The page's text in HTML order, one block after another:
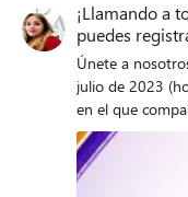
¡Llamando a
puedes
Únete a
julio de 2023
en el que
éxito y la
tendrás la
#MSPartners